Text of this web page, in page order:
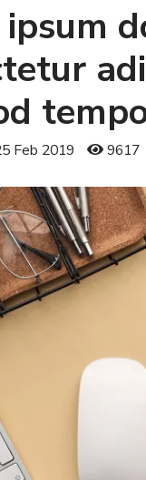
ipsum
Feb 2019 9617